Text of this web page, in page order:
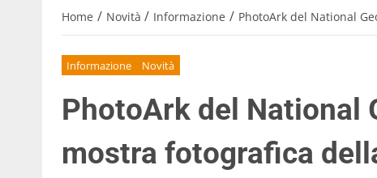
Home / Novità / Informazione / PhotoArk del National
Informazione Novità
PhotoArk del National
mostra fotografica